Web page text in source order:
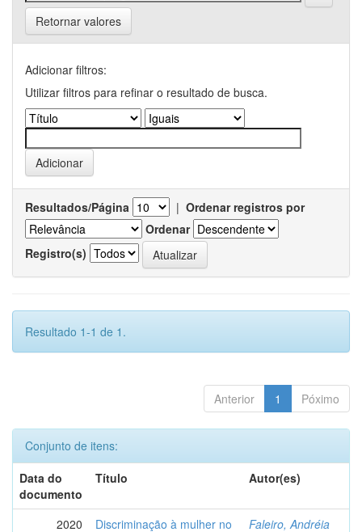
Retornar valores
Adicionar filtros:
Utilizar filtros para refinar o resultado de busca.
Resultados/Página | Ordenar registros por
Ordenar
Registro(s)
Resultado 1-1 de 1.
Anterior 1 Póximo
Conjunto de itens:
Data do
documento
Título Autor(es)
2020
Discriminação à mulher no
Faleiro, Andréia